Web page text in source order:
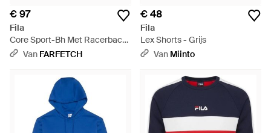
€ 97
Fila
Core Sport-Bh Met Racerback
- Blauw
Van FARFETCH
€ 48
Fila
Lex Shorts - Grijs
Van Miinto